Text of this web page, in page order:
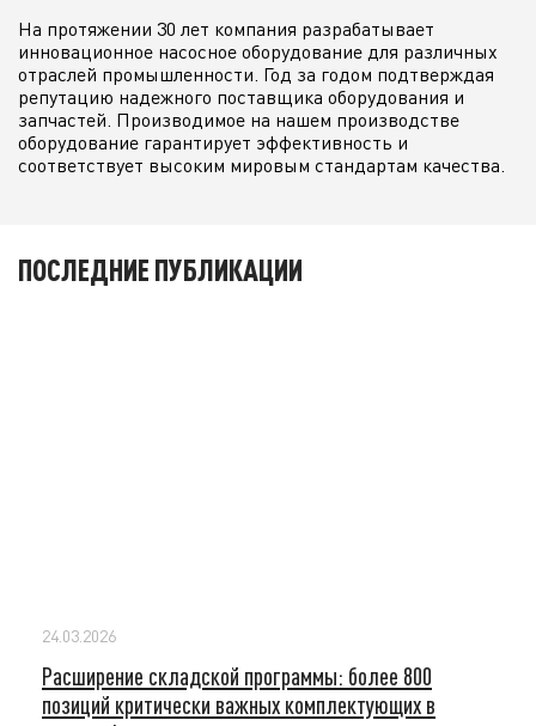
На протяжении 30 лет компания разрабатывает
инновационное насосное оборудование для различных
отраслей промышленности. Год за годом подтверждая
репутацию надежного поставщика оборудования и
запчастей. Производимое на нашем производстве
оборудование гарантирует эффективность и
соответствует высоким мировым стандартам качества.
ПОСЛЕДНИЕ ПУБЛИКАЦИИ
24.03.2026
Расширение складской программы: более 800
позиций критически важных комплектующих в